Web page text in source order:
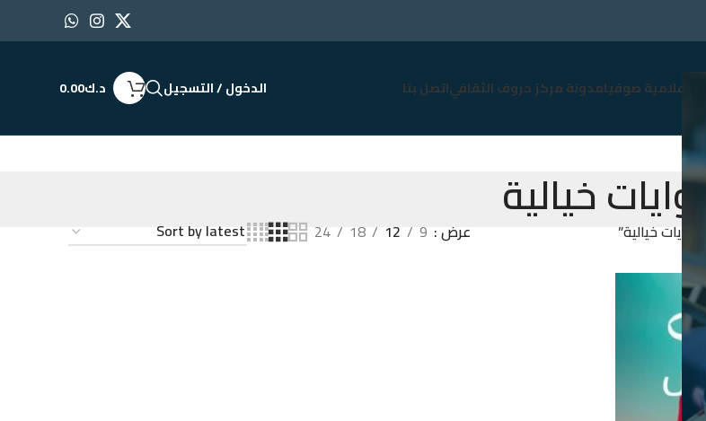
إعلامية صوفيامدونة مركز حروف الثقافياتصل بنا الدخول / التسجيل د.ك0.00
روايات خيالية عرض 9
12
18
24